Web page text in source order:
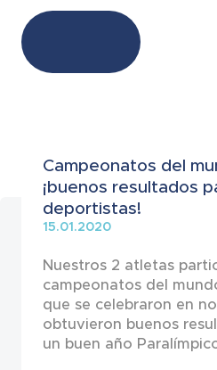
Campeonatos del
¡buenos resultados
deportistas!
15.01.2020
Nuestros 2 atletas
campeonatos del
que se celebraron en
obtuvieron buenos
un buen año